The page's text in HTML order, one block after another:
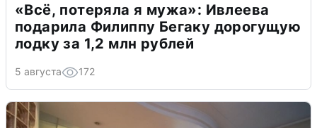
«Всё, потеряла я мужа»: Ивлеева
подарила Филиппу Бегаку дорогущую
лодку за 1,2 млн рублей
5 августа 172